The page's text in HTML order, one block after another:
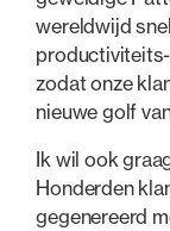
wereldwijd
zodat onze
nieuwe golf
Ik wil ook
Honderden
gegenereerd